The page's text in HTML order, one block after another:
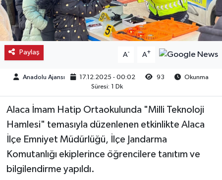
Paylaş A- A+
Anadolu Ajansı 17.12.2025 - 00:02 93
Okunma
Süresi: 1 Dk
Alaca İmam Hatip Ortaokulunda "Milli Teknoloji
Hamlesi" temasıyla düzenlenen etkinlikte Alaca
İlçe Emniyet Müdürlüğü, İlçe Jandarma
Komutanlığı ekiplerince öğrencilere tanıtım ve
bilgilendirme yapıldı.
Mecitözü
Oğuzlar
Sungurlu
Uğurludağ
Sağlık